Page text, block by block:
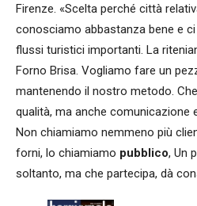
Firenze. «Scelta perché città
conosciamo abbastanza bene e
flussi turistici importanti. La
Forno Brisa. Vogliamo fare un
mantenendo il nostro metodo.
qualità, ma anche comunicazione
Non chiamiamo nemmeno più
forni, lo chiamiamo pubblico, Un
soltanto, ma che partecipa, dà